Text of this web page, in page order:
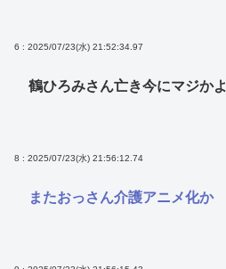
6 : 2025/07/23(水) 21:52:34.97
鶴ひろみさん亡き今にマジかよ
8 : 2025/07/23(水) 21:56:12.74
またおっさん介護アニメ化か